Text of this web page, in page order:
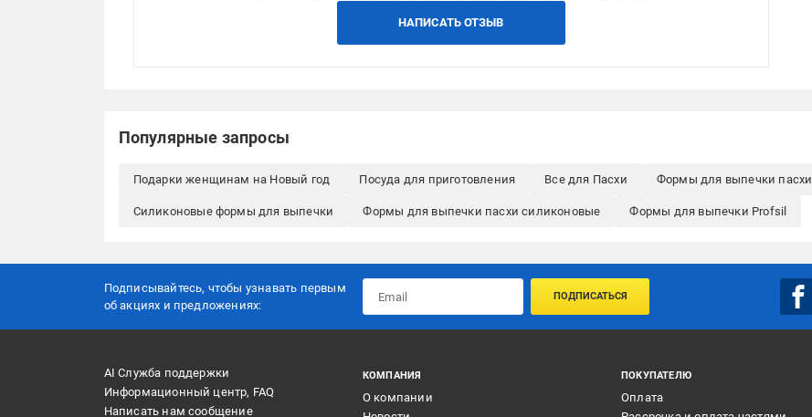
НАПИСАТЬ ОТЗЫВ
Популярные запросы
Подарки женщинам на Новый год Посуда для приготовления Все для Пасхи Формы для выпечки пасхи
Силиконовые формы для выпечки Формы для выпечки пасхи силиконовые Формы для выпечки Profsil
Подписывайтесь, чтобы узнавать первым
об акцияx и предложениях:
ПОДПИСАТЬСЯ
AI Служба поддержки
Информационный центр, FAQ
Написать нам сообщение
КОМПАНИЯ
О компании
ПОКУПАТЕЛЮ
Оплата